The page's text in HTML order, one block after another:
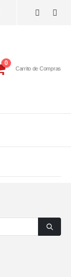
0
Carrito de Compras